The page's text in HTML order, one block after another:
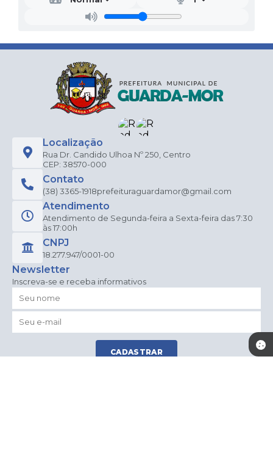
Localização
Rua Dr. Candido Ulhoa Nº 250, Centro
CEP: 38570-000
Contato
(38) 3365-1918prefeituraguardamor@gmail.com
Atendimento
Atendimento de Segunda-feira a Sexta-feira das 7:30
às 17:00h
CNPJ
18.277.947/0001-00
Newsletter
Inscreva-se e receba informativos
CADASTRAR